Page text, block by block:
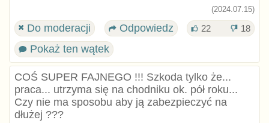
(2024.07.15)
Do moderacji Odpowiedz 22 18
Pokaż ten wątek
COŚ SUPER FAJNEGO !!! Szkoda tylko że...
praca... utrzyma się na chodniku ok. pół roku...
Czy nie ma sposobu aby ją zabezpieczyć na
dłużej ???